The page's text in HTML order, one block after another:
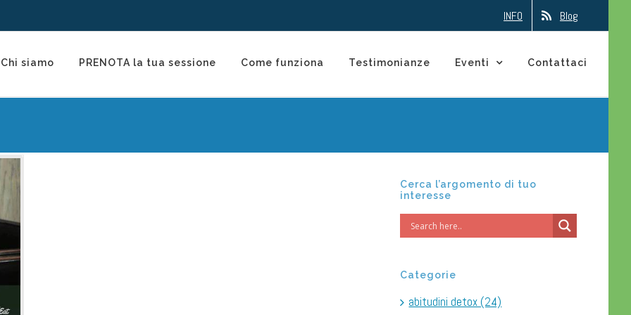
INFO Blog
Chi siamo PRENOTA la tua sessione Come funziona Testimonianze Eventi Contattaci
Cerca l’argomento di tuo
interesse
Categorie
abitudini detox (24)